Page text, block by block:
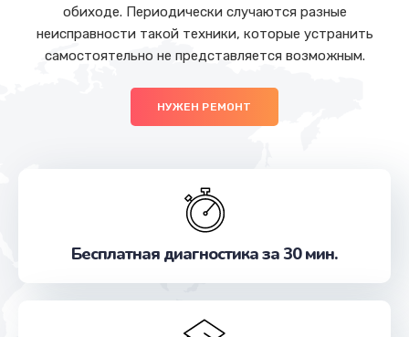
обиходе. Периодически случаются разные
неисправности такой техники, которые устранить
самостоятельно не представляется возможным.
НУЖЕН РЕМОНТ
Бесплатная диагностика за 30 мин.